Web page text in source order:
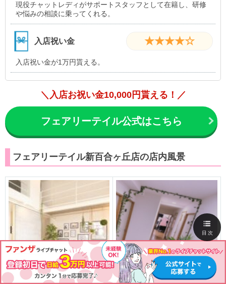
現役チャットレディがサポートスタッフとして在籍し、研修
や悩みの相談に乗ってくれる。
入店祝い金 ★★★★☆
入店祝い金が1万円貰える。
＼入店お祝い金10,000円貰える！／
フェアリーテイル公式はこちら
フェアリーテイル新百合ヶ丘店の店内風景
目次